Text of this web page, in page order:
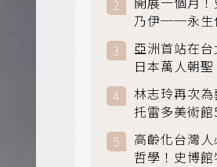
「滑冰賽」
乃伊──永生
見物件構築的
亞洲首站在台
日本萬人朝
己場景與台
相
林志玲再次
托雷多美術
典光影大師
在富邦美術館
高齡化台灣人
哲學！史博